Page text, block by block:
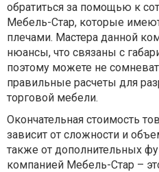
обратиться за помощью к
Мебель-Стар, которые
плечами. Мастера данной
нюансы, что связаны с
поэтому можете не
правильные расчеты для
торговой мебели.
Окончательная стоимость
зависит от сложности и
также от дополнительных
компанией Мебель-Стар –